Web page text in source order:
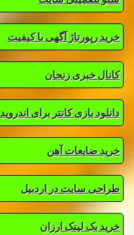
خرید رپورتاژ آگهی با کیفیت
کانال خبری زنجان
دانلود بازی کانتر برای اندروید
خرید ضایعات آهن
طراحی سایت در اردبیل
خرید بک لینک ارزان